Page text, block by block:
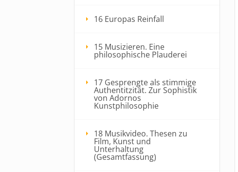
16 Europas Reinfall
15 Musizieren. Eine
philosophische Plauderei
17 Gesprengte als stimmige
Authentitzität. Zur Sophistik
von Adornos
Kunstphilosophie
18 Musikvideo. Thesen zu
Film, Kunst und
Unterhaltung
(Gesamtfassung)